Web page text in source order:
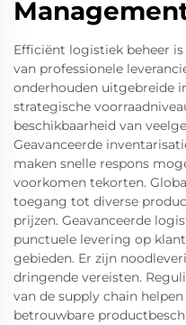
Efficiënt logistiek beheer
van professionele
onderhouden uitgebreide
strategische
beschikbaarheid van
Geavanceerde
maken snelle respons
voorkomen tekorten.
toegang tot diverse
prijzen. Geavanceerde
punctuele levering op
gebieden. Er zijn
dringende vereisten.
van de supply chain
betrouwbare